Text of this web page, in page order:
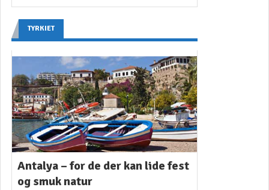
TYRKIET
Antalya – for de der kan lide fest
og smuk natur